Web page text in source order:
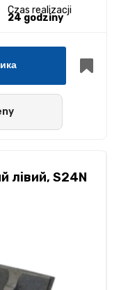
Czas realizacji
24 godziny
лівий, S24N